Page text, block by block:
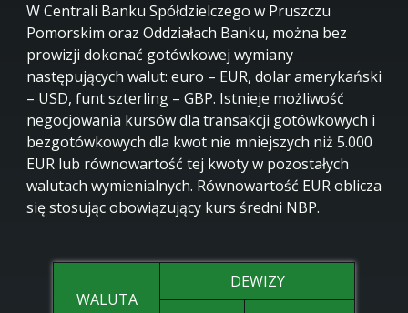
W Centrali Banku Spółdzielczego w Pruszczu
Pomorskim oraz Oddziałach Banku, można bez
prowizji dokonać gotówkowej wymiany
następujących walut: euro – EUR, dolar amerykański
– USD, funt szterling – GBP. Istnieje możliwość
negocjowania kursów dla transakcji gotówkowych i
bezgotówkowych dla kwot nie mniejszych niż 5.000
EUR lub równowartość tej kwoty w pozostałych
walutach wymienialnych. Równowartość EUR oblicza
się stosując obowiązujący kurs średni NBP.
WALUTA
DEWIZY